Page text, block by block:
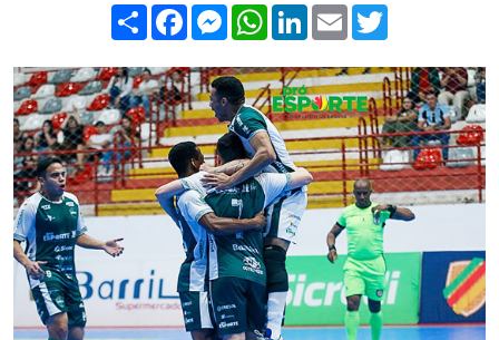
Compartilhar
FacebookMessenger
WhatsApp
LinkedIn
Email